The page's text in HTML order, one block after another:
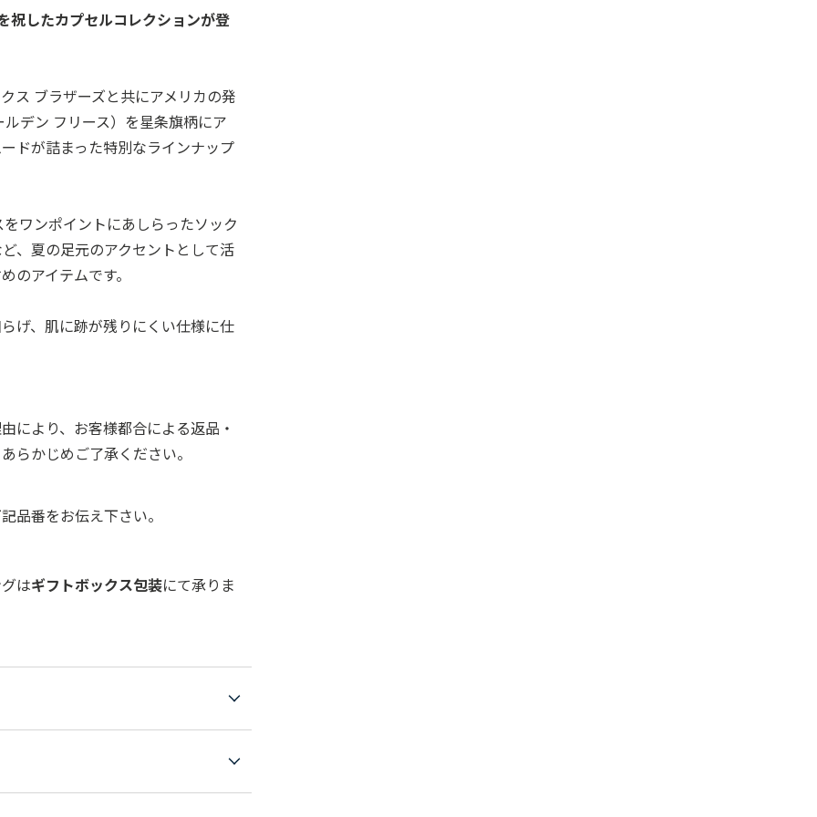
祝したカプセルコレクションが登
ス ブラザーズと共にアメリカの発
デン フリース）を星条旗柄にア
ドが詰まった特別なラインナップ
ワンポイントにあしらったソック
、夏の足元のアクセントとして活
のアイテムです。
げ、肌に跡が残りにくい仕様に仕
により、お客様都合による返品・
らかじめご了承ください。
品番をお伝え下さい。
はギフトボックス包装にて承りま